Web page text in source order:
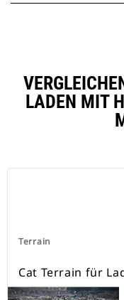
LADEN MIT
Terrain
Cat Terrain für